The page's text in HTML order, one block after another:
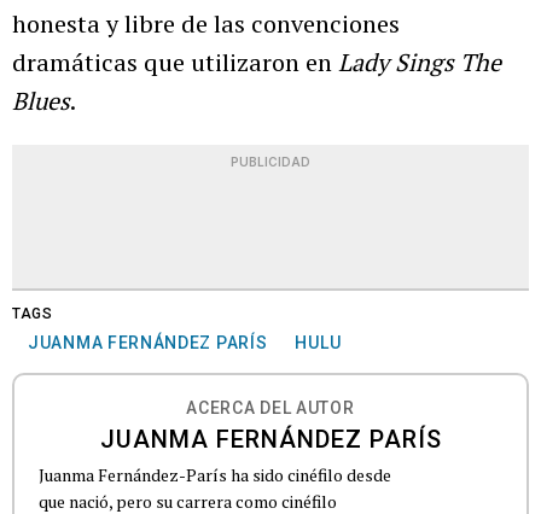
honesta y libre de las convenciones
dramáticas que utilizaron enLady Sings The
Blues.
PUBLICIDAD
TAGS
JUANMA FERNÁNDEZ PARÍS HULU
ACERCA DEL AUTOR
JUANMA FERNÁNDEZ PARÍS
Juanma Fernández-París ha sido cinéfilo desde
que nació, pero su carrera como cinéfilo